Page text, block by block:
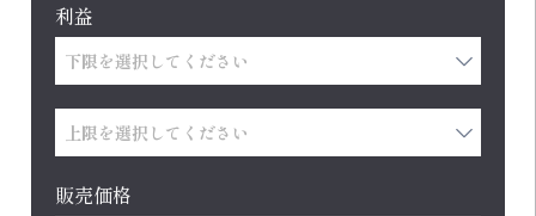
利益
販売価格